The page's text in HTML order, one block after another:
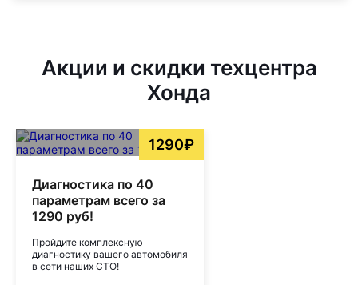
Акции и скидки техцентра
Хонда
1290₽
Диагностика по 40
параметрам всего за
1290 руб!
Пройдите комплексную
диагностику вашего автомобиля
в сети наших СТО!